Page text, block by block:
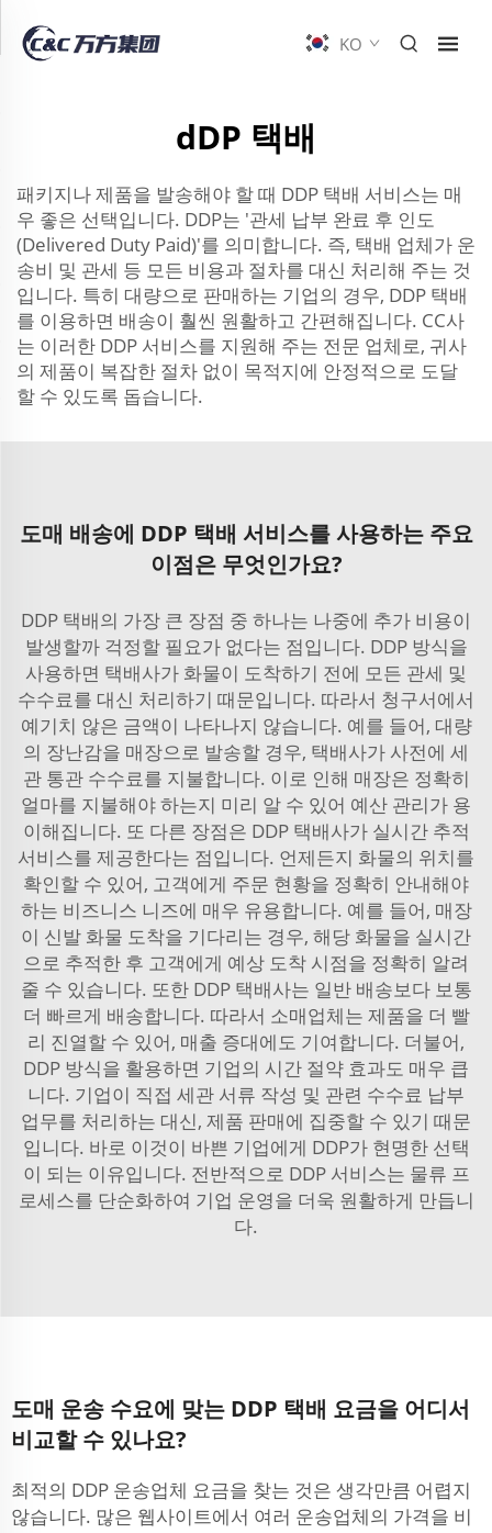
KO
dDP 택배
패키지나 제품을 발송해야 할 때 DDP 택배 서비스는 매
우 좋은 선택입니다. DDP는 '관세 납부 완료 후 인도
(Delivered Duty Paid)'를 의미합니다. 즉, 택배 업체가 운
송비 및 관세 등 모든 비용과 절차를 대신 처리해 주는 것
입니다. 특히 대량으로 판매하는 기업의 경우, DDP 택배
를 이용하면 배송이 훨씬 원활하고 간편해집니다. CC사
는 이러한 DDP 서비스를 지원해 주는 전문 업체로, 귀사
의 제품이 복잡한 절차 없이 목적지에 안정적으로 도달
할 수 있도록 돕습니다.
도매 배송에 DDP 택배 서비스를 사용하는 주요
이점은 무엇인가요?
DDP 택배의 가장 큰 장점 중 하나는 나중에 추가 비용이
발생할까 걱정할 필요가 없다는 점입니다. DDP 방식을
사용하면 택배사가 화물이 도착하기 전에 모든 관세 및
수수료를 대신 처리하기 때문입니다. 따라서 청구서에서
예기치 않은 금액이 나타나지 않습니다. 예를 들어, 대량
의 장난감을 매장으로 발송할 경우, 택배사가 사전에 세
관 통관 수수료를 지불합니다. 이로 인해 매장은 정확히
얼마를 지불해야 하는지 미리 알 수 있어 예산 관리가 용
이해집니다. 또 다른 장점은 DDP 택배사가 실시간 추적
서비스를 제공한다는 점입니다. 언제든지 화물의 위치를
확인할 수 있어, 고객에게 주문 현황을 정확히 안내해야
하는 비즈니스 니즈에 매우 유용합니다. 예를 들어, 매장
이 신발 화물 도착을 기다리는 경우, 해당 화물을 실시간
으로 추적한 후 고객에게 예상 도착 시점을 정확히 알려
줄 수 있습니다. 또한 DDP 택배사는 일반 배송보다 보통
더 빠르게 배송합니다. 따라서 소매업체는 제품을 더 빨
리 진열할 수 있어, 매출 증대에도 기여합니다. 더불어,
DDP 방식을 활용하면 기업의 시간 절약 효과도 매우 큽
니다. 기업이 직접 세관 서류 작성 및 관련 수수료 납부
업무를 처리하는 대신, 제품 판매에 집중할 수 있기 때문
입니다. 바로 이것이 바쁜 기업에게 DDP가 현명한 선택
이 되는 이유입니다. 전반적으로 DDP 서비스는 물류 프
로세스를 단순화하여 기업 운영을 더욱 원활하게 만듭니
다.
도매 운송 수요에 맞는 DDP 택배 요금을 어디서
비교할 수 있나요?
최적의 DDP 운송업체 요금을 찾는 것은 생각만큼 어렵지
않습니다. 많은 웹사이트에서 여러 운송업체의 가격을 비